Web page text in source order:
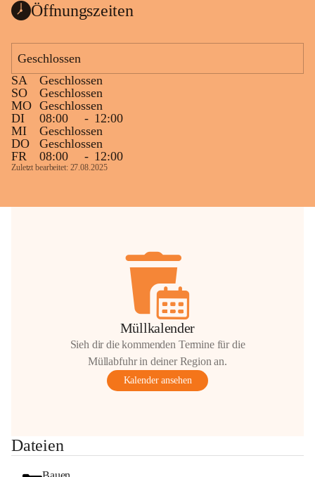
kommenden Tagen und Wochen wird
sein.
Die OMV Austria ist bemüht, für die
Bevölkerung ungewohnte, jedoch
technisch notwendige Betriebszustände so
kurz wie möglich zu halten.
Wir bitten daher die umliegende
Bevölkerung um Verständnis.
anrainer-service@omv.com
Bei Fragen, Anliegen oder Beschwerden.
Die OMV wird im Zuge von
Öffnungszeiten
Geschlossen
SA
Geschlossen
SO
Geschlossen
MO Geschlossen
DI
08:00 - 12:00
MI
Geschlossen
DO
Geschlossen
FR
08:00 - 12:00
Zuletzt bearbeitet: 27.08.2025
Müllkalender
Sieh dir die kommenden Termine für die
Müllabfuhr in deiner Region an.
Kalender ansehen
Dateien